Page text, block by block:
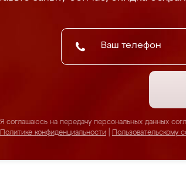
Я соглашаюсь на передачу персональных данных
Политике конфиденциальности
Пользовательскому